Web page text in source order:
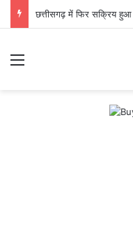
छत्तीसगढ़ में फिर सक्रिय हुआ